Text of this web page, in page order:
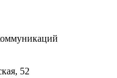
52